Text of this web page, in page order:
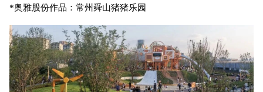
*奥雅股份作品：常州舜山猪猪乐园